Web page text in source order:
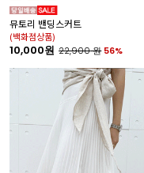
뮤토리 밴딩스커트
(백화점상품)
10,000원 22,900원 56%